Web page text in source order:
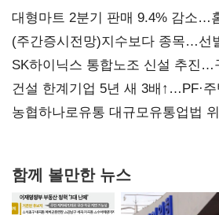
대형마트 2분기 판매 9.4% 감소…
(주간증시전망)지수보다 종목…선
SK하이닉스 통합노조 신설 추진…
불만 확산
건설 한계기업 5년 새 3배↑…PF·
확대
농협하나로유통 대규모유통업법
함께 볼만한 뉴스